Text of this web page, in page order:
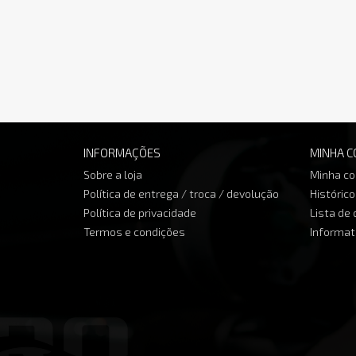
INFORMAÇÕES
Sobre a loja
Política de entrega / troca / devolução
Política de privacidade
Termos e condições
MINHA
Minha
Lista de